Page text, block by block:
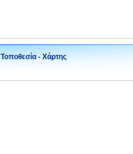
Τοποθεσία - Χάρτης